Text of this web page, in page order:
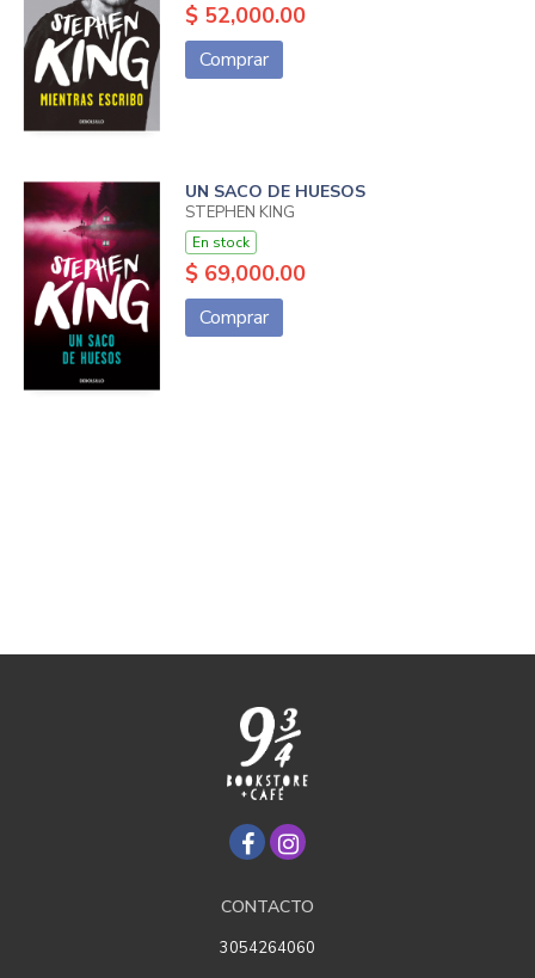
$ 52,000.00
Comprar
UN SACO DE HUESOS
STEPHEN KING
En stock
$ 69,000.00
Comprar
CONTACTO
3054264060